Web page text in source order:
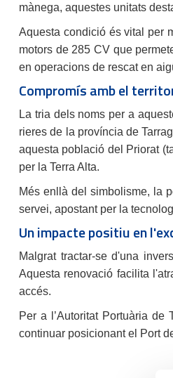
mànega, aquestes unitats
Aquesta condició és vital per
motors de 285 CV que
en operacions de rescat en
Compromís amb el
La tria dels noms per a
rieres de la província de
aquesta població del Priorat
per la Terra Alta.
Més enllà del simbolisme, la
servei, apostant per la
Un impacte positiu en
Malgrat tractar-se d'una
Aquesta renovació facilita
accés.
Per a l’Autoritat Portuària
continuar posicionant el Port